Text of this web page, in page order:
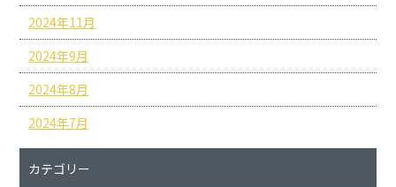
2024年11月
2024年9月
2024年8月
2024年7月
カテゴリー